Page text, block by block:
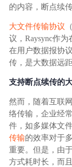
影视制作业
的内容，断点续
大文件传输协议
议，Raysync作
在用户数据报协
传，是大数据远
支持断点续传的
然而，随着互联
络传输，企业经
件，如多媒体文
传输的效率对于
重要。但是，由
方式耗时长，而